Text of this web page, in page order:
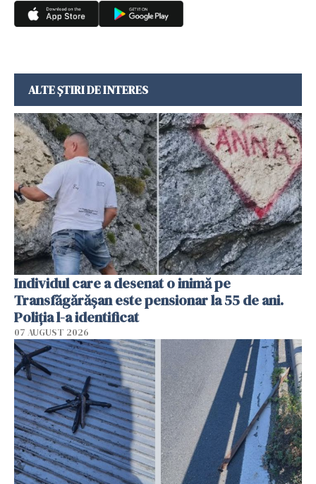
ALTE ȘTIRI DE INTERES
Individul care a desenat o inimă pe
Transfăgărășan este pensionar la 55 de ani.
Poliția l-a identificat
07 AUGUST 2026